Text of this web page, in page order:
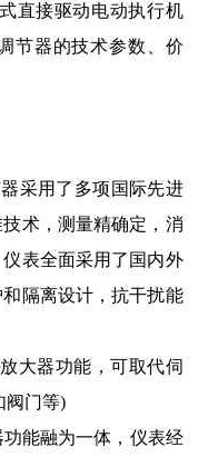
直接驱动电动执行机
节器的技术参数、价
采用了多项国际先进
术，测量精确定，消
表全面采用了国内外
隔离设计，抗干扰能
大器功能，可取代伺
阀门等)
能融为一体，仪表经